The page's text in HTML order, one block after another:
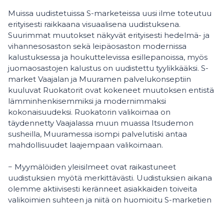
Muissa uudistetuissa S-marketeissa uusi ilme toteutuu
erityisesti raikkaana visuaalisena uudistuksena.
Suurimmat muutokset näkyvät erityisesti hedelmä- ja
vihannesosaston sekä leipäosaston modernissa
kalustuksessa ja houkuttelevissa esillepanoissa, myös
juomaosastojen kalustus on uudistettu tyylikkääksi. S-
market Vaajalan ja Muuramen palvelukonseptiin
kuuluvat Ruokatorit ovat kokeneet muutoksen entistä
lämminhenkisemmiksi ja modernimmaksi
kokonaisuudeksi. Ruokatorin valikoimaa on
täydennetty Vaajalassa muun muassa Itsudemon
susheilla, Muuramessa isompi palvelutiski antaa
mahdollisuudet laajempaan valikoimaan.
− Myymälöiden yleisilmeet ovat raikastuneet
uudistuksien myötä merkittävästi. Uudistuksien aikana
olemme aktiivisesti keränneet asiakkaiden toiveita
valikoimien suhteen ja niitä on huomioitu S-marketien